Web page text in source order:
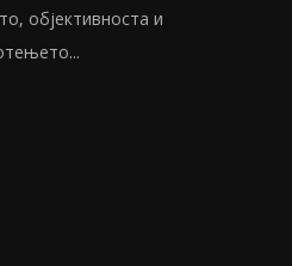
објективноста и